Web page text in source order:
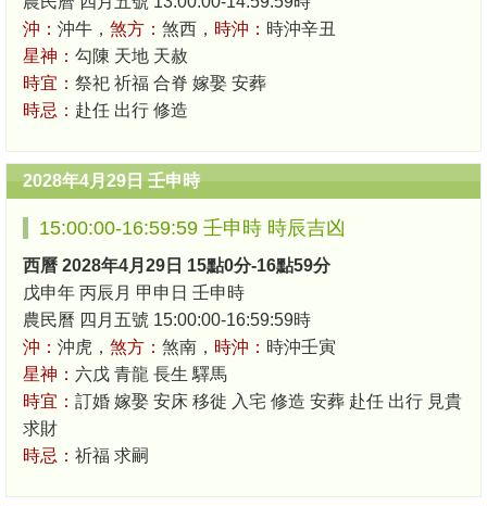
沖： 沖牛， 煞方： 煞西， 時沖： 時沖辛丑
星神： 勾陳 天地 天赦
時宜： 祭祀 祈福 合脊 嫁娶 安葬
時忌： 赴任 出行 修造
2028年4月29日 壬申時
15:00:00-16:59:59 壬申時 時辰吉凶
西曆 2028年4月29日 15點0分-16點59分
戊申年 丙辰月 甲申日 壬申時
農民曆 四月五號 15:00:00-16:59:59時
沖： 沖虎， 煞方： 煞南， 時沖： 時沖壬寅
星神： 六戊 青龍 長生 驛馬
時宜： 訂婚 嫁娶 安床 移徙 入宅 修造 安葬 赴任 出行 見貴
求財
時忌： 祈福 求嗣